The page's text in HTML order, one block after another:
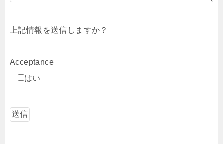
上記情報を送信しますか？
Acceptance
はい